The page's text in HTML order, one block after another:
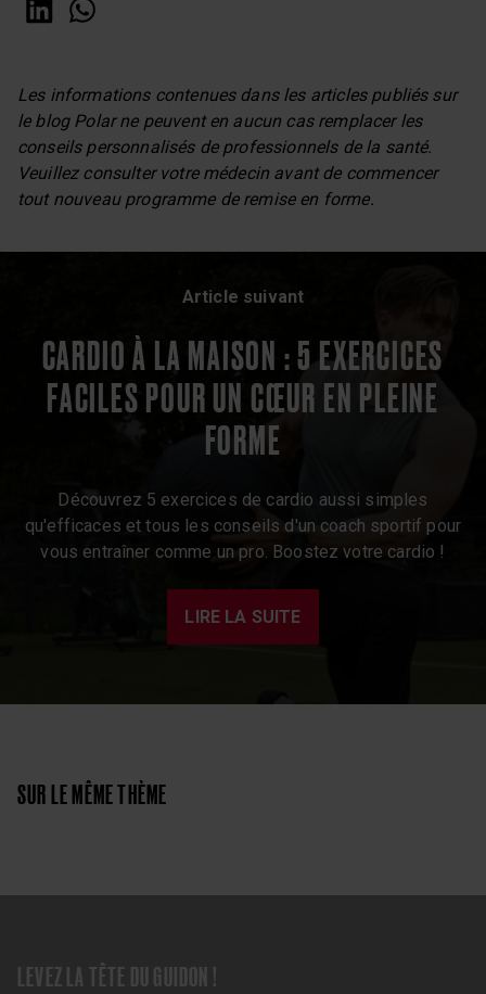
Les informations contenues dans les articles publiés sur
le blog Polar ne peuvent en aucun cas remplacer les
conseils personnalisés de professionnels de la santé.
Veuillez consulter votre médecin avant de commencer
tout nouveau programme de remise en forme.
Article suivant
CARDIO À LA MAISON : 5 EXERCICES
FACILES POUR UN CŒUR EN PLEINE
FORME
Découvrez 5 exercices de cardio aussi simples
qu'efficaces et tous les conseils d'un coach sportif pour
vous entraîner comme un pro. Boostez votre cardio !
LIRE LA SUITE
SUR LE MÊME THÈME
LEVEZ LA TÊTE DU GUIDON !